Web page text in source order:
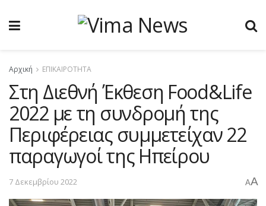
Αρχική ΕΠΙΚΑΙΡΟΤΗΤΑ
Στη Διεθνή Έκθεση Food&Life
2022 με τη συνδρομή της
Περιφέρειας συμμετείχαν 22
παραγωγοί της Ηπείρου
7 Δεκεμβρίου 2022 AA